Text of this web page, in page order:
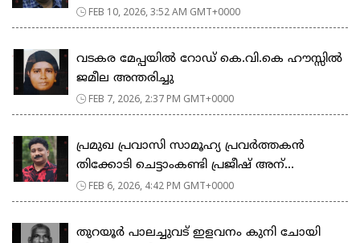
FEB 10, 2026, 3:52 AM GMT+0000
വടകര മേപ്പയിൽ റോഡ് കെ.വി.കെ ഹൗസ്സിൽ
ജമീല അന്തരിച്ചു
FEB 7, 2026, 2:37 PM GMT+0000
പ്രമുഖ പ്രവാസി സാമൂഹ്യ പ്രവർത്തകൻ
തിക്കോടി ചെട്ടാംകണ്ടി പ്രജീഷ് അന്...
FEB 6, 2026, 4:42 PM GMT+0000
തുറയൂർ പാലച്ചുവട് ഇളവനം കുനി ചോയി